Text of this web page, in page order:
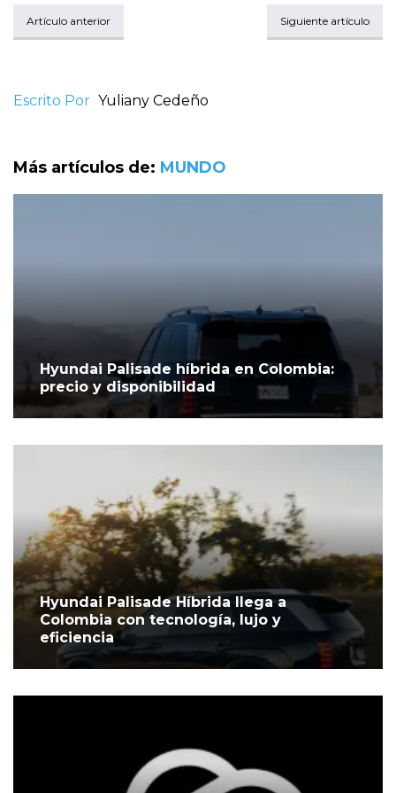
Artículo anterior Siguiente artículo
Escrito Por Yuliany Cedeño
Más artículos de: MUNDO
Hyundai Palisade híbrida en Colombia:
precio y disponibilidad
Hyundai Palisade Híbrida llega a
Colombia con tecnología, lujo y
eficiencia